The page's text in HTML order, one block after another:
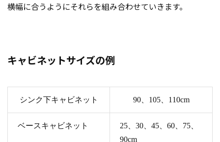
横幅に合うようにそれらを組み合わせていきます。
キャビネットサイズの例
シンク下キャビネット 90、105、110cm
ベースキャビネット
25、30、45、60、75、
90cm